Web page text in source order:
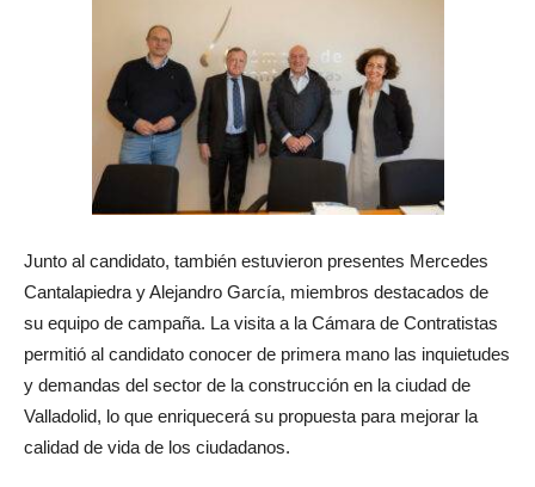
Junto al candidato, también estuvieron presentes Mercedes
Cantalapiedra y Alejandro García, miembros destacados de
su equipo de campaña. La visita a la Cámara de Contratistas
permitió al candidato conocer de primera mano las inquietudes
y demandas del sector de la construcción en la ciudad de
Valladolid, lo que enriquecerá su propuesta para mejorar la
calidad de vida de los ciudadanos.